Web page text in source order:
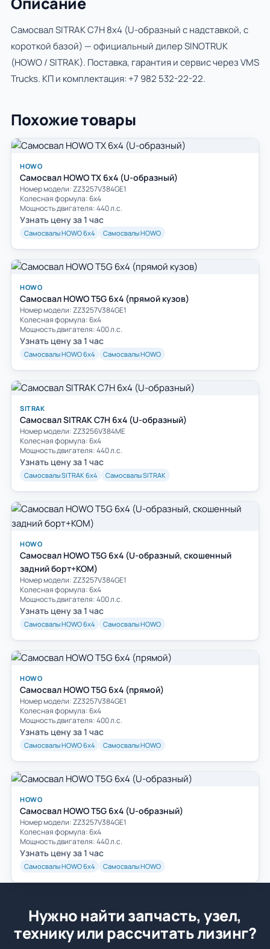
Cамосвал SITRAK C7H 8x4 (U-образный с надставкой, с
короткой базой) — официальный дилер SINOTRUK
(HOWO / SITRAK). Поставка, гарантия и сервис через VMS
Trucks. КП и комплектация: +7 982 532-22-22.
Похожие товары
HOWO
Самосвал HOWO TX 6x4 (U-образный)
Номер модели: ZZ3257V384GE1
Колесная формула: 6х4
Мощность двигателя: 440 л.с.
Узнать цену за 1 час
Самосвалы HOWO 6х4 Самосвалы HOWO
HOWO
Самосвал HOWO T5G 6x4 (прямой кузов)
Номер модели: ZZ3257V384GE1
Колесная формула: 6х4
Мощность двигателя: 400 л.с.
Узнать цену за 1 час
Самосвалы HOWO 6х4 Самосвалы HOWO
SITRAK
Самосвал SITRAK C7H 6x4 (U-образный)
Номер модели: ZZ3256V384ME
Колесная формула: 6х4
Мощность двигателя: 440 л.с.
Узнать цену за 1 час
Самосвалы SITRAK 6х4 Самосвалы SITRAK
HOWO
Самосвал HOWO T5G 6x4 (U-образный, скошенный
задний борт+КОМ)
Номер модели: ZZ3257V384GE1
Колесная формула: 6х4
Мощность двигателя: 400 л.с.
Узнать цену за 1 час
Самосвалы HOWO 6х4 Самосвалы HOWO
HOWO
Самосвал HOWO T5G 6x4 (прямой)
Номер модели: ZZ3257V384GE1
Колесная формула: 6х4
Мощность двигателя: 400 л.с.
Узнать цену за 1 час
Самосвалы HOWO 6х4 Самосвалы HOWO
HOWO
Самосвал HOWO T5G 6x4 (U-образный)
Номер модели: ZZ3257V384GE1
Колесная формула: 6х4
Мощность двигателя: 440 л.с.
Узнать цену за 1 час
Самосвалы HOWO 6х4 Самосвалы HOWO
Нужно найти запчасть, узел,
технику или рассчитать лизинг?